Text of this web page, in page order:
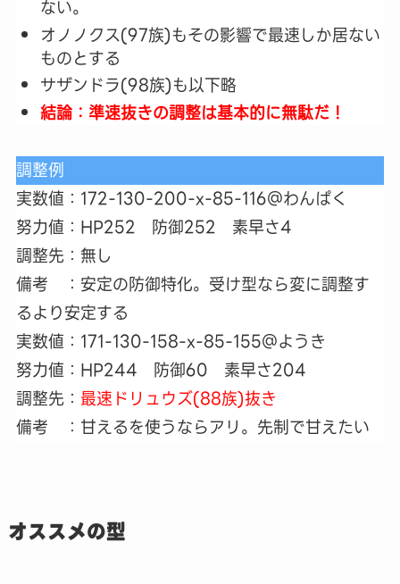
ない。
オノノクス(97族)もその影響で最速しか居ない
ものとする
サザンドラ(98族)も以下略
結論：準速抜きの調整は基本的に無駄だ！
調整例
実数値：172-130-200-x-85-116＠わんぱく
努力値：HP252 防御252 素早さ4
調整先：無し
備考 ：安定の防御特化。受け型なら変に調整す
るより安定する
実数値：171-130-158-x-85-155＠ようき
努力値：HP244 防御60 素早さ204
調整先： 最速ドリュウズ(88族)抜き
備考 ：甘えるを使うならアリ。先制で甘えたい
オススメの型